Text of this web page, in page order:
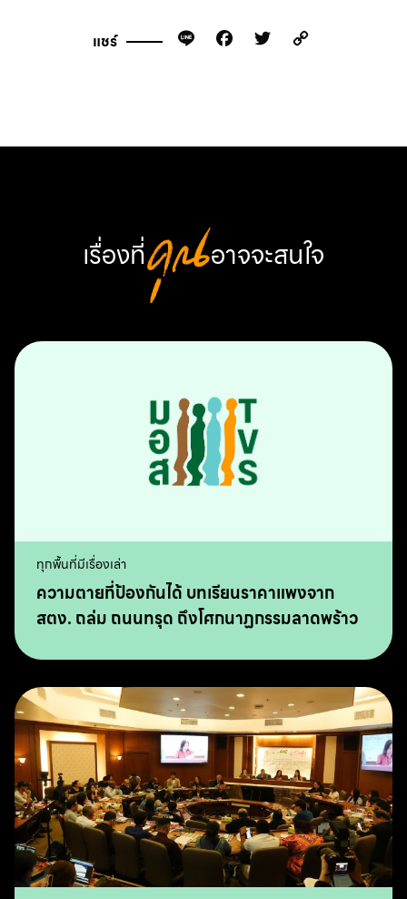
แชร์ Line Facebook
Twitter
เรื่องที่คุณ อาจจะสนใจ
ทุกพื้นที่มีเรื่องเล่า
ความตายที่ป้องกันได้ บทเรียนราคาแพงจาก
สตง. ถล่ม ถนนทรุด ถึงโศกนาฏกรรมลาดพร้าว